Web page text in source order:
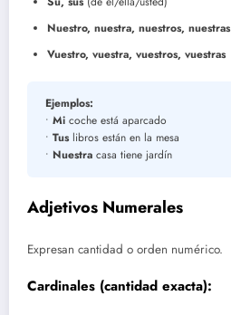
Nuestro, nuestra, nuestros, nuestras
Vuestro, vuestra, vuestros, vuestras
Ejemplos:
• Mi coche está aparcado
• Tuslibros están en la mesa
• Nuestra casa tiene jardín
Adjetivos Numerales
Expresan cantidad o orden numérico.
Cardinales (cantidad exacta):